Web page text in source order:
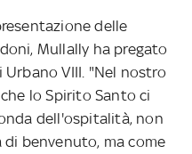
delle
Mullally ha pregato
VIII. "Nel nostro
lo Spirito Santo ci
dell'ospitalità, non
benvenuto, ma come